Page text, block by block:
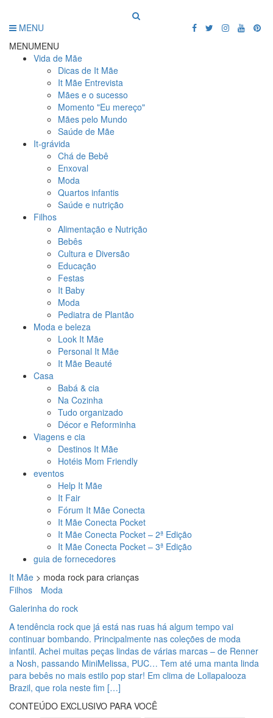
MENU
MENUMENU
Vida de Mãe
Dicas de It Mãe
It Mãe Entrevista
Mães e o sucesso
Momento "Eu mereço"
Mães pelo Mundo
Saúde de Mãe
It-grávida
Chá de Bebê
Enxoval
Moda
Quartos infantis
Saúde e nutrição
Filhos
Alimentação e Nutrição
Bebês
Cultura e Diversão
Educação
Festas
It Baby
Moda
Pediatra de Plantão
Moda e beleza
Look It Mãe
Personal It Mãe
It Mãe Beauté
Casa
Babá & cia
Na Cozinha
Tudo organizado
Décor e Reforminha
Viagens e cia
Destinos It Mãe
Hotéis Mom Friendly
eventos
Help It Mãe
It Fair
Fórum It Mãe Conecta
It Mãe Conecta Pocket
It Mãe Conecta Pocket – 2ª Edição
It Mãe Conecta Pocket – 3ª Edição
guia de fornecedores
It Mãe > moda rock para crianças
Filhos
Moda
Galerinha do rock
A tendência rock que já está nas ruas há algum tempo vai
continuar bombando. Principalmente nas coleções de moda
infantil. Achei muitas peças lindas de várias marcas – de Renner
a Nosh, passando MiniMelissa, PUC… Tem até uma manta linda
para bebês no mais estilo pop star! Em clima de Lollapalooza
Brazil, que rola neste fim […]
CONTEÚDO EXCLUSIVO PARA VOCÊ